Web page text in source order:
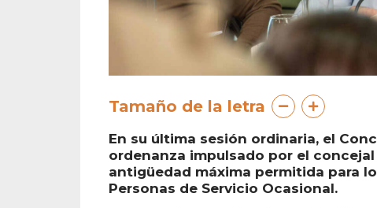
Tamaño de la letra
En su última sesión ordinaria, el
ordenanza impulsado por el
antigüedad máxima permitida para
Personas de Servicio Ocasional.